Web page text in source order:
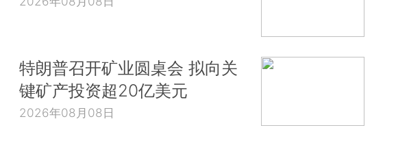
特朗普召开矿业圆桌会 拟向关
键矿产投资超20亿美元
2026年08月08日